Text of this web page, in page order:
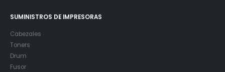
SUMINISTROS DE IMPRESORAS
Cabezales
Toners
Drum
Fusor